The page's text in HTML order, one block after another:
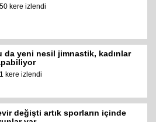
kere izlendi
da yeni nesil jimnastik, kadınlar
kere izlendi
değişti artık sporların içinde